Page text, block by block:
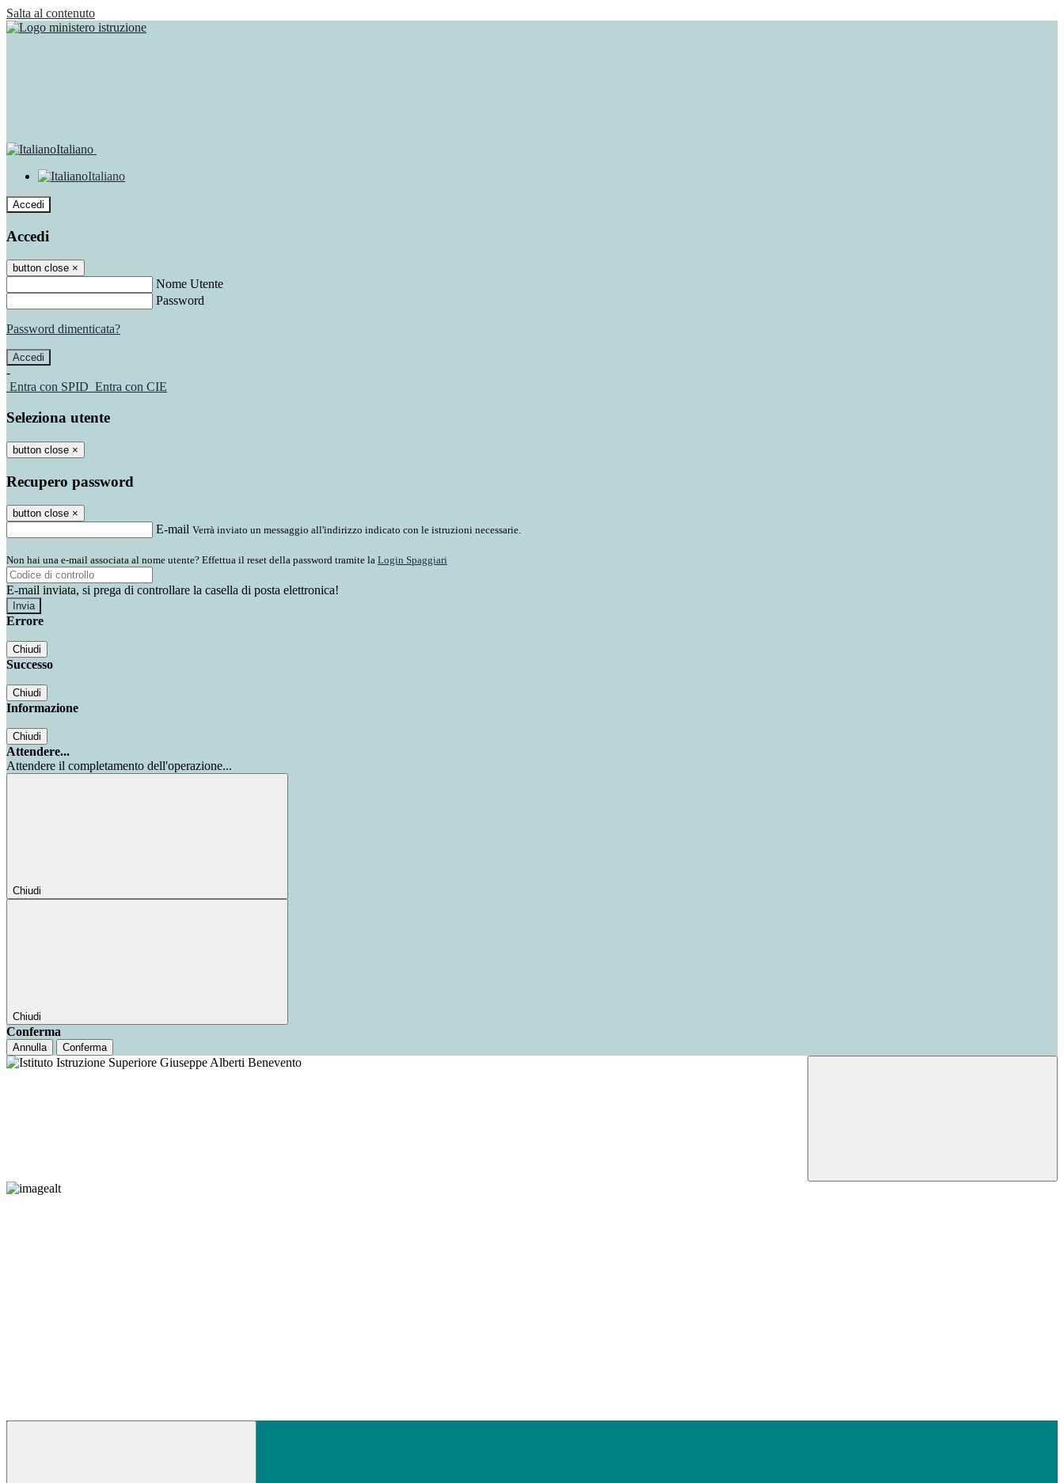
Salta al contenuto
Italiano
Italiano
Accedi
Accedi
button close ×
Nome Utente
Password
Password dimenticata?
-
Entra con SPID Entra con CIE
Seleziona utente
button close ×
Recupero password
button close ×
E-mail Verrà inviato un messaggio all'indirizzo indicato con le istruzioni necessarie.
Non hai una e-mail associata al nome utente? Effettua il reset della password tramite la Login Spaggiari
E-mail inviata, si prega di controllare la casella di posta elettronica!
Errore
Chiudi
Successo
Chiudi
Informazione
Chiudi
Attendere...
Attendere il completamento dell'operazione...
Chiudi
Chiudi
Conferma
Annulla Conferma